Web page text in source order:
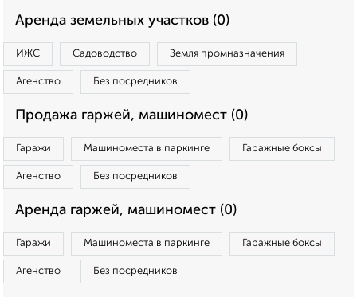
Аренда земельных участков (0)
ИЖС Садоводство Земля промназначения
Агенство Без посредников
Продажа гаржей, машиномест (0)
Гаражи Машиноместа в паркинге Гаражные боксы
Агенство Без посредников
Аренда гаржей, машиномест (0)
Гаражи Машиноместа в паркинге Гаражные боксы
Агенство Без посредников